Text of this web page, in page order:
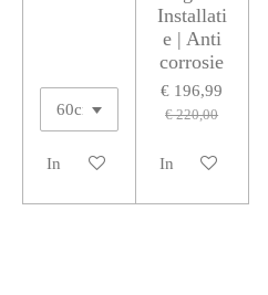
In winkelwagen
Installati
e | Anti
corrosie
€ 196,99
€ 220,00
In winkelwagen